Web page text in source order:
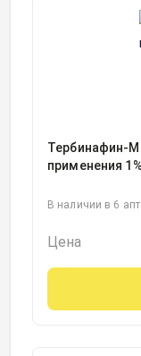
Тербинафин-
применения
В наличии в 6
Цена